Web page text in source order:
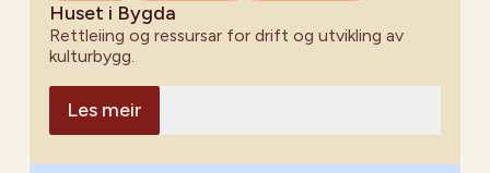
Huset i Bygda
Rettleiing og ressursar for drift og utvikling av
kulturbygg.
Les meir